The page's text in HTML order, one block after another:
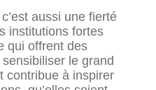
aussi une fierté
institutions fortes
qui offrent des
le grand
contribue à inspirer